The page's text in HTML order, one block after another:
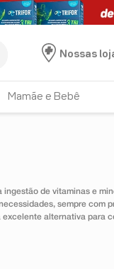
Nossas
Mamãe e Bebê
ingestão de vitaminas e
sempre
alternativa para